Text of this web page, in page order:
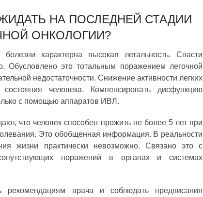
НА ПОСЛЕДНЕЙ СТАДИИ
ОНКОЛОГИИ?
характерна высокая летальность. Спасти
Обусловлено это тотальным поражением легочной
недостаточности. Снижение активности легких
человека. Компенсировать дисфункцию
с помощью аппаратов ИВЛ.
что человек способен прожить не более 5 лет при
Это обобщенная информация. В реальности
жизни практически невозможно. Связано это с
поражений в органах и системах
рекомендациям врача и соблюдать предписания